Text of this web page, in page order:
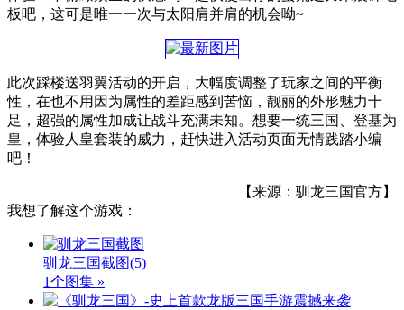
板吧，这可是唯一一次与太阳肩并肩的机会呦~
此次踩楼送羽翼活动的开启，大幅度调整了玩家之间的平衡
性，在也不用因为属性的差距感到苦恼，靓丽的外形魅力十
足，超强的属性加成让战斗充满未知。想要一统三国、登基为
皇，体验人皇套装的威力，赶快进入活动页面无情践踏小编
吧！
【来源：驯龙三国官方】
我想了解这个游戏：
驯龙三国截图(5)
1个图集 »